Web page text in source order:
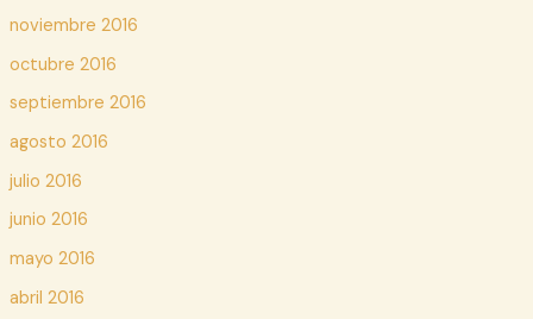
noviembre 2016
octubre 2016
septiembre 2016
agosto 2016
julio 2016
junio 2016
mayo 2016
abril 2016